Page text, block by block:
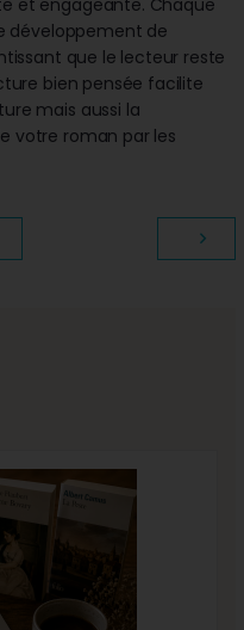
développement de
que le lecteur reste
bien pensée facilite
mais aussi la
votre roman par les